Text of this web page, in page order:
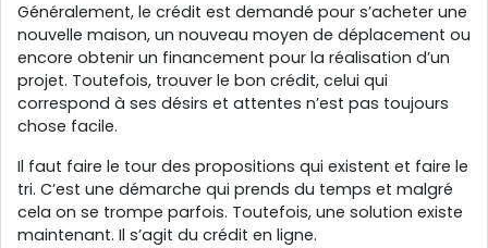
Généralement, le crédit est demandé pour s’acheter une
nouvelle maison, un nouveau moyen de déplacement ou
encore obtenir un financement pour la réalisation d’un
projet. Toutefois, trouver le bon crédit, celui qui
correspond à ses désirs et attentes n’est pas toujours
chose facile.
Il faut faire le tour des propositions qui existent et faire le
tri. C’est une démarche qui prends du temps et malgré
cela on se trompe parfois. Toutefois, une solution existe
maintenant. Il s’agit du crédit en ligne.